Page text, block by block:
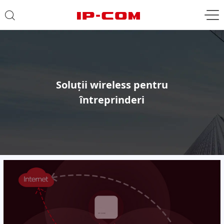
Soluții wireless pentru
întreprinderi